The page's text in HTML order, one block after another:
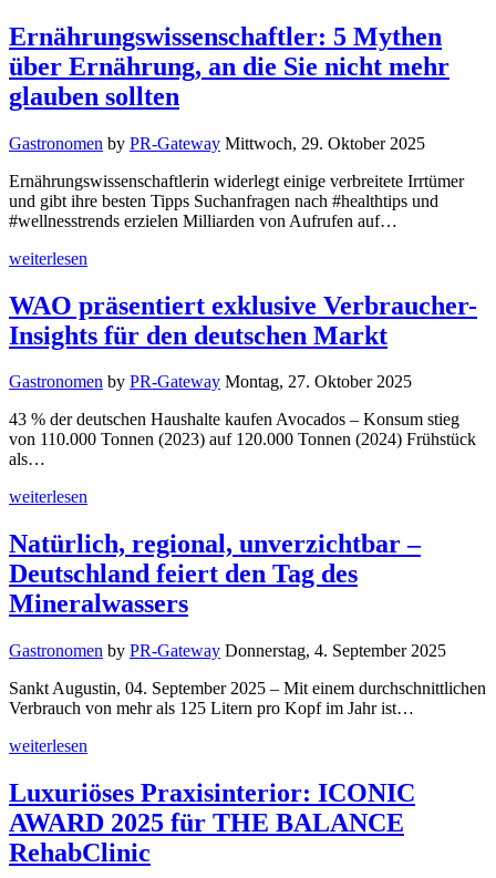
Ernährungswissenschaftler: 5 Mythen
über Ernährung, an die Sie nicht mehr
glauben sollten
Gastronomen by PR-Gateway Mittwoch, 29. Oktober 2025
Ernährungswissenschaftlerin widerlegt einige verbreitete Irrtümer
und gibt ihre besten Tipps Suchanfragen nach #healthtips und
#wellnesstrends erzielen Milliarden von Aufrufen auf…
weiterlesen
WAO präsentiert exklusive Verbraucher-
Insights für den deutschen Markt
Gastronomen by PR-Gateway Montag, 27. Oktober 2025
43 % der deutschen Haushalte kaufen Avocados – Konsum stieg
von 110.000 Tonnen (2023) auf 120.000 Tonnen (2024) Frühstück
als…
weiterlesen
Natürlich, regional, unverzichtbar –
Deutschland feiert den Tag des
Mineralwassers
Gastronomen by PR-Gateway Donnerstag, 4. September 2025
Sankt Augustin, 04. September 2025 – Mit einem durchschnittlichen
Verbrauch von mehr als 125 Litern pro Kopf im Jahr ist…
weiterlesen
Luxuriöses Praxisinterior: ICONIC
AWARD 2025 für THE BALANCE
RehabClinic